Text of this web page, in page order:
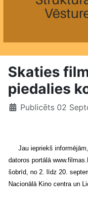
Skaties
piedalies
Publicēts 02
Jau iepriekš
datoros portālā
šobrīd, no 2. līdz 20.
Nacionālā Kino centra un